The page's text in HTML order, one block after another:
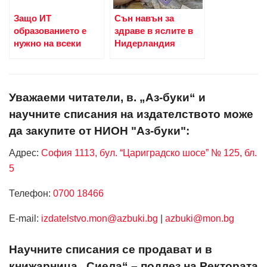
Защо ИТ
образованието е
нужно на всеки
Сън навън за
здраве в яслите в
Нидерландия
Уважаеми читатели, в. „Аз-буки“ и
научните списания на издателството може
да закупите от НИОН "Аз-буки":
Адрес: София 1113, бул. “Цариградско шосе” № 125, бл.
5
Телефон: 0700 18466
Е-mail: izdatelstvo.mon@azbuki.bg azbuki@mon.bg
Научните списания се продават и в